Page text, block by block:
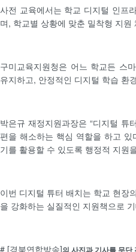
사전 교육에서는 학교 디지털 인프
며, 학교별 상황에 맞춘 밀착형 지
구미교육지원청은 어느 학교든 스
유지하고, 안정적인 디지털 학습 환
박은규 재정지원과장은 “디지털
편을 해소하는 핵심 역할을 하고
기를 활용할 수 있도록 행정적 지원
이번 디지털 튜터 배치는 학교 현장
을 강화하는 실질적인 지원책으로
# [경북연합방송]의 사진과 기사를 무단